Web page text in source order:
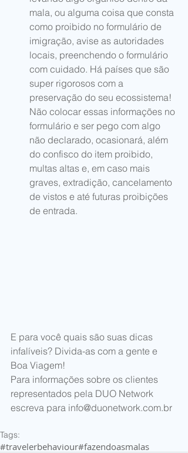
mala, ou alguma coisa que consta
como proibido no formulário de
imigração, avise as autoridades
locais, preenchendo o formulário
com cuidado. Há países que são
super rigorosos com a
preservação do seu ecossistema!
Não colocar essas informações no
formulário e ser pego com algo
não declarado, ocasionará, além
do confisco do item proibido,
multas altas e, em caso mais
graves, extradição, cancelamento
de vistos e até futuras proibições
de entrada.
E para você quais são suas dicas
infalíveis? Divida-as com a gente e
Boa Viagem!
Para informações sobre os clientes
representados pela DUO Network
escreva para info@duonetwork.com.br
Tags:
#travelerbehaviour#fazendoasmalas